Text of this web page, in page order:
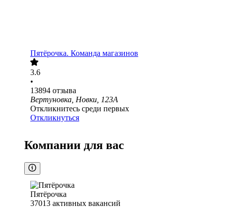
Пятёрочка. Команда магазинов
3.6
•
13894 отзыва
Вертуновка, Новки, 123А
Откликнитесь среди первых
Откликнуться
Компании для вас
Пятёрочка
37013 активных вакансий